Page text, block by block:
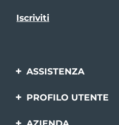
ASSISTENZA
Contattaci
PROFILO UTENTE